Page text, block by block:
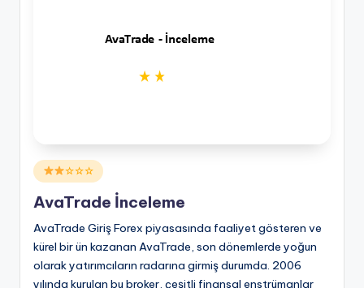
Posted
in
☆☆☆
AvaTrade İnceleme
AvaTrade Giriş Forex piyasasında faaliyet gösteren ve
kürel bir ün kazanan AvaTrade, son dönemlerde yoğun
olarak yatırımcıların radarına girmiş durumda. 2006
yılında kurulan bu broker, çeşitli finansal enstrümanlar